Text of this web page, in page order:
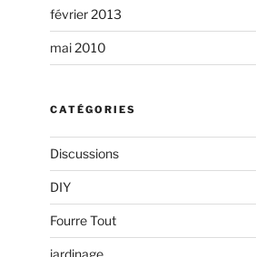
février 2013
mai 2010
CATÉGORIES
Discussions
DIY
Fourre Tout